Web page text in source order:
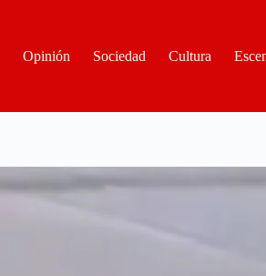
Opinión Sociedad Cultura